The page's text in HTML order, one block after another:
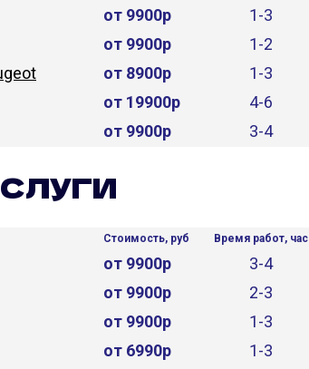
от 9900р
1-3
от 9900р
1-2
от 8900р
1-3
от 19900р
4-6
от 9900р 3-4
Стоимость, руб Время работ, час
от 9900р
3-4
от 9900р
2-3
от 9900р
1-3
от 6990р
1-3